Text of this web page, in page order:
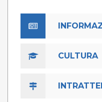
CULTURA